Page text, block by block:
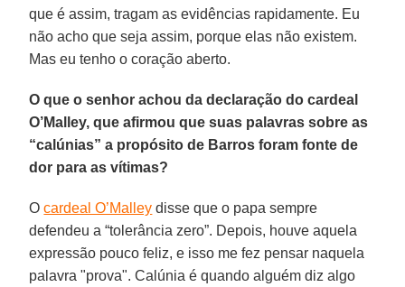
que é assim, tragam as evidências rapidamente. Eu
não acho que seja assim, porque elas não existem.
Mas eu tenho o coração aberto.
O que o senhor achou da declaração do cardeal
O’Malley, que afirmou que suas palavras sobre as
“calúnias” a propósito de Barros foram fonte de
dor para as vítimas?
Ocardeal O’Malley disse que o papa sempre
defendeu a “tolerância zero”. Depois, houve aquela
expressão pouco feliz, e isso me fez pensar naquela
palavra "prova". Calúnia é quando alguém diz algo